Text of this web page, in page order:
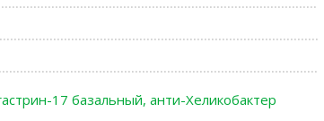
17 базальный, анти-Хеликобактер